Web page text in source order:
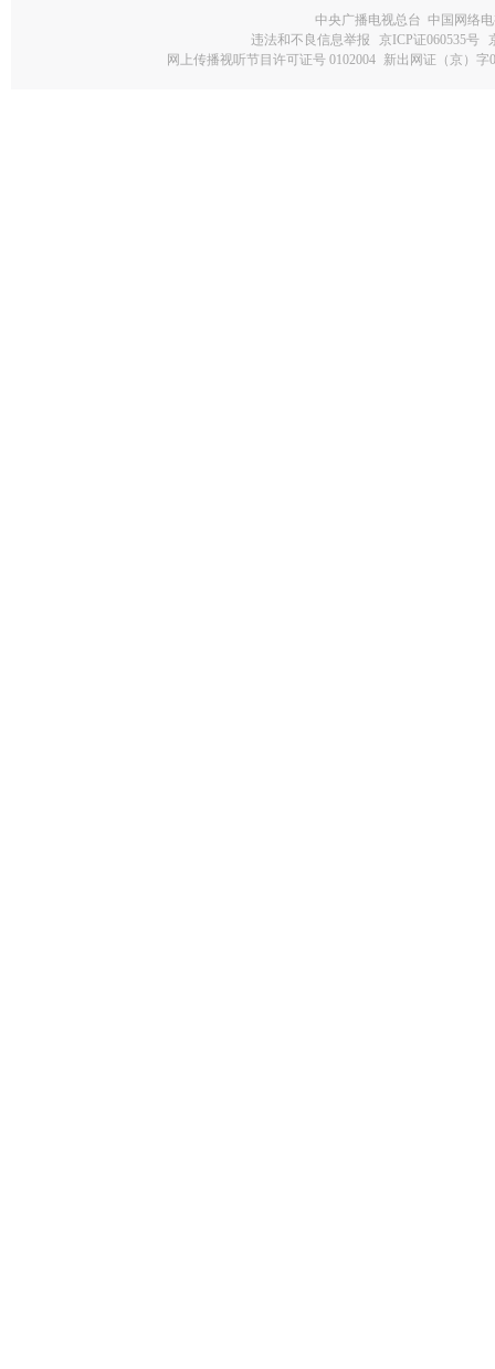
中央广播电视总台 中国网络
违法和不良信息举报
京ICP证060535号
网上传播视听节目许可证号 0102004 新出网证（京）